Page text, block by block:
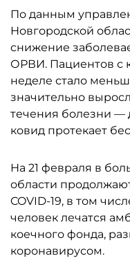
По данным
Новгородской
снижение
ОРВИ. Пациентов с
неделе стало
значительно
течения болезни —
ковид протекает
На 21 февраля в
области
COVID-19, в том
человек лечатся
коечного фонда,
коронавирусом.